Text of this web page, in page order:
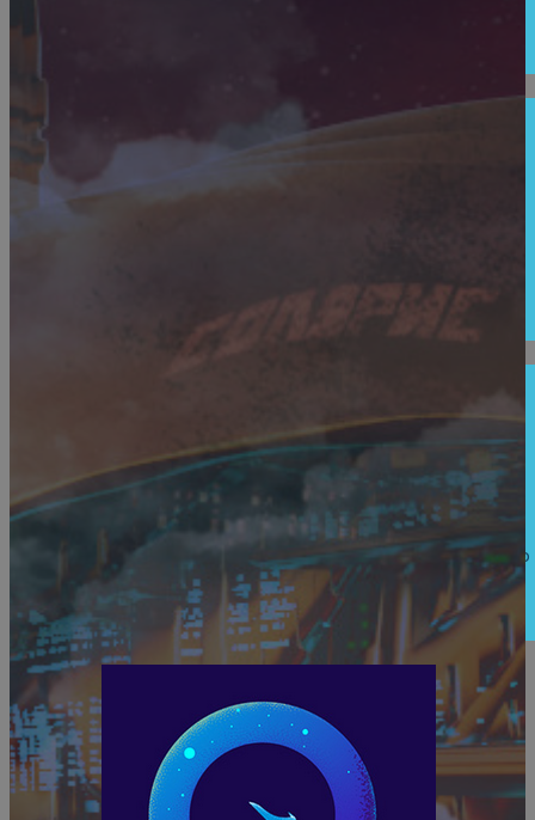
ADOPTĂ O CARTE
Bergler Igor : M-am apucat de un roman. E un fel
de SF a rebours despre civilizatii disparute
INTOARCEREA ERETICILOR- PROFETI SI SIBILE, ultimul volum
din trilogia MINCIUNA...
Astronomii au detectat atmosferă pe exoplaneta
LHS 1140 b, aflată la 40 de ani-lumină, o planetă
asemănătoare cu Pământul
Oamenii de ştiinţă au detectat atmosferă pe exoplaneta LHS 1140
b, aflată la 40 de ani-lumină şi descoperită în 2017, informează joi
agenţia de...